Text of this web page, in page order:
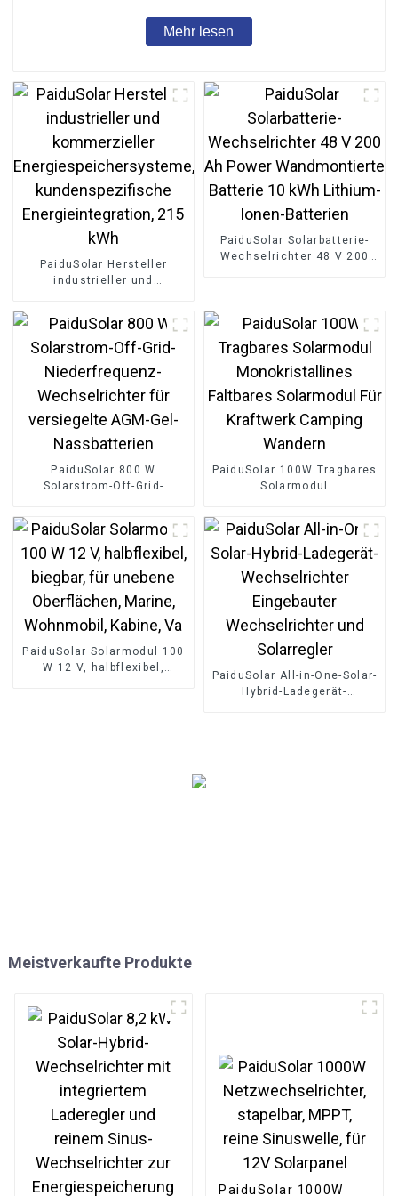
Mehr lesen
PaiduSolar Hersteller
industrieller und
Energiespeichersysteme,
kundenspezifische
Energieintegration, 215
PaiduSolar Solarbatterie-
Wechselrichter 48 V 200
PaiduSolar 800 W
Solarstrom-Off-Grid-
versiegelte AGM-Gel-
Nassbatterien
PaiduSolar 100W Tragbares
Solarmodul
Camping Wandern
PaiduSolar Solarmodul 100
W 12 V, halbflexibel,
PaiduSolar All-in-One-Solar-
Hybrid-Ladegerät-
Meistverkaufte Produkte
PaiduSolar 1000W